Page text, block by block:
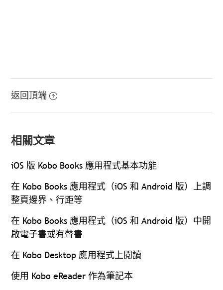
返回頂端
相關文章
iOS 版 Kobo Books 應用程式基本功能
在 Kobo Books 應用程式（iOS 和 Android 版）上調
整頁邊界、行距等
在 Kobo Books 應用程式（iOS 和 Android 版）中開
啟電子書或有聲書
在 Kobo Desktop 應用程式上閱讀
使用 Kobo eReader 作為筆記本